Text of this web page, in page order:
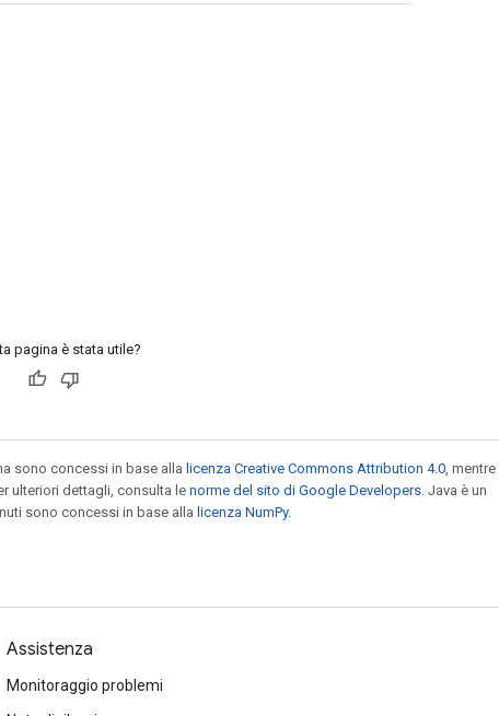
pagina è stata utile?
sono concessi in base alla licenza Creative Commons Attribution 4.0 ,
ulteriori dettagli, consulta lenorme del sito di Google Developers . Java è un
sono concessi in base alla licenza NumPy.
Assistenza
Monitoraggio problemi